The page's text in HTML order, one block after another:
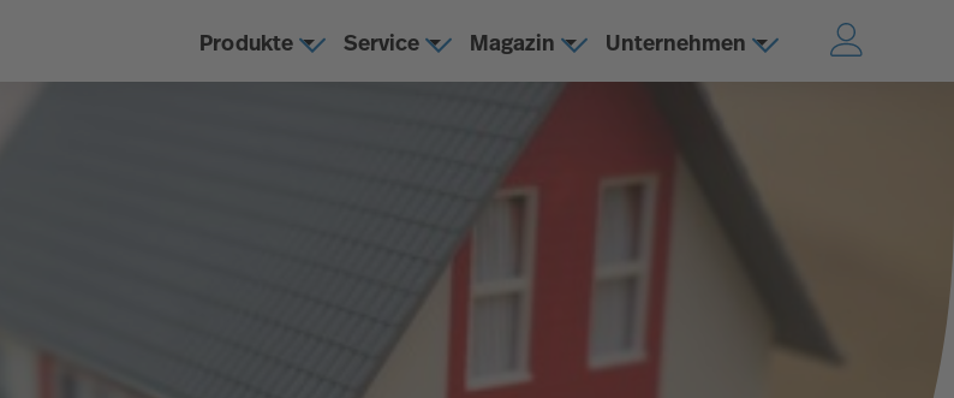
Produkte Service Magazin Unternehmen